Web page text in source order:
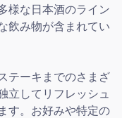
様な日本酒のライン
飲み物が含まれてい
テーキまでのさまざ
立してリフレッシュ
す。お好みや特定の